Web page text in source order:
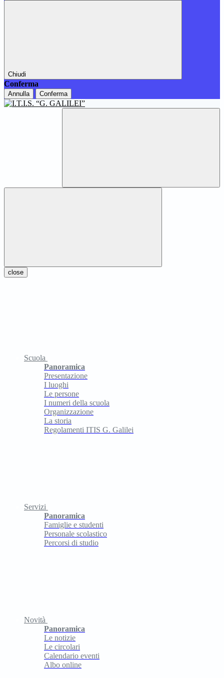
Chiudi
Conferma
Annulla Conferma
close
Scuola
Panoramica
Presentazione
I luoghi
Le persone
I numeri della scuola
Organizzazione
La storia
Regolamenti ITIS G. Galilei
Servizi
Panoramica
Famiglie e studenti
Personale scolastico
Percorsi di studio
Novità
Panoramica
Le notizie
Le circolari
Calendario eventi
Albo online